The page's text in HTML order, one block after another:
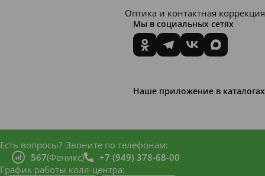
Оптика и контактная коррекция
Мы в социальных сетях
Наше приложение в каталогах
Есть вопросы? Звоните по телефонам:
567(Феникс)
+7 (949) 378-68-00
График работы колл-центра: